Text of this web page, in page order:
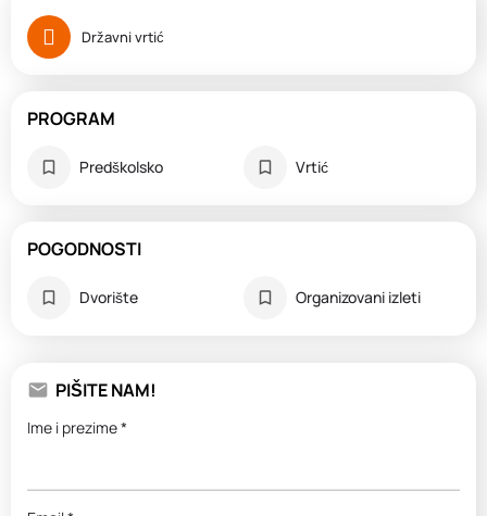
Državni vrtić
PROGRAM
Predškolsko Vrtić
POGODNOSTI
Dvorište Organizovani izleti
PIŠITE NAM!
Ime i prezime *